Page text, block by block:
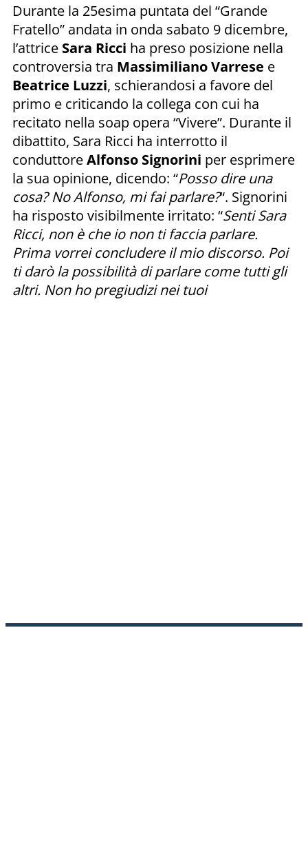
Durante la 25esima puntata del “Grande
Fratello” andata in onda sabato 9 dicembre,
l’attrice Sara Ricci ha preso posizione nella
controversia tra Massimiliano Varrese e
Beatrice Luzzi, schierandosi a favore del
primo e criticando la collega con cui ha
recitato nella soap opera “Vivere”. Durante il
dibattito, Sara Ricci ha interrotto il
conduttoreAlfonso Signorini per esprimere
la sua opinione, dicendo: “Posso dire una
cosa? No Alfonso, mi fai parlare?“. Signorini
ha risposto visibilmente irritato: “Senti Sara
Ricci, non è che io non ti faccia parlare.
Prima vorrei concludere il mio discorso. Poi
ti darò la possibilità di parlare come tutti gli
altri. Non ho pregiudizi nei tuoi